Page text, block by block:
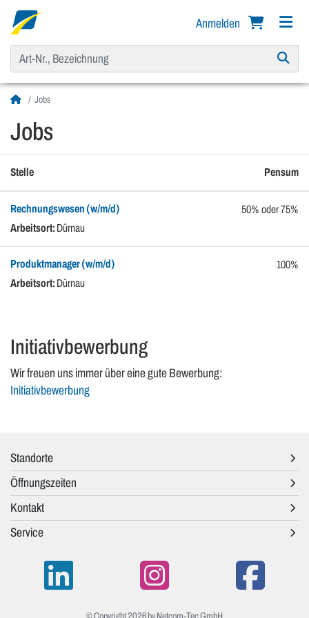
Anmelden
Jobs
Jobs
Stelle Pensum
Rechnungswesen (w/m/d)
Arbeitsort: Dürnau
50% oder 75%
Produktmanager (w/m/d)
Arbeitsort: Dürnau
100%
Initiativbewerbung
Wir freuen uns immer über eine gute Bewerbung:
Initiativbewerbung
Standorte
Öffnungszeiten
Kontakt
Service